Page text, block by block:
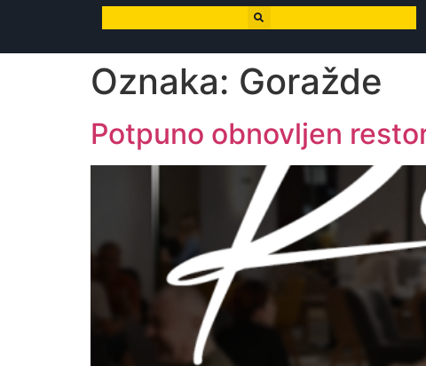
Oznaka: Goražde
Potpuno obnovljen